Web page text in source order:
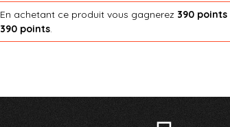
En achetant ce produit vous gagnerez 390 points
390 points.